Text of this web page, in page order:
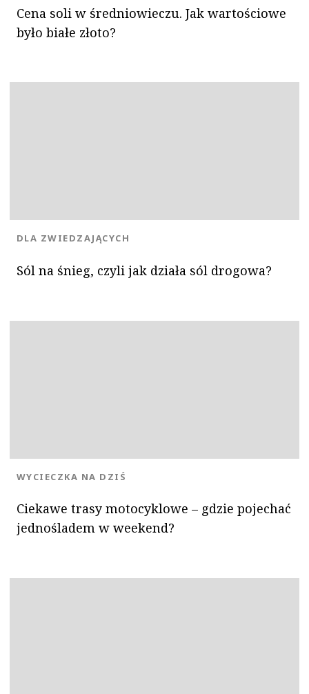
Cena soli w średniowieczu. Jak wartościowe
było białe złoto?
Sól na śnieg, czyli jak działa sól drogowa?
KATEGORIA:
DLA ZWIEDZAJĄCYCH
Ciekawe trasy motocyklowe – gdzie pojechać
jednośladem w weekend?
KATEGORIA:
WYCIECZKA NA DZIŚ